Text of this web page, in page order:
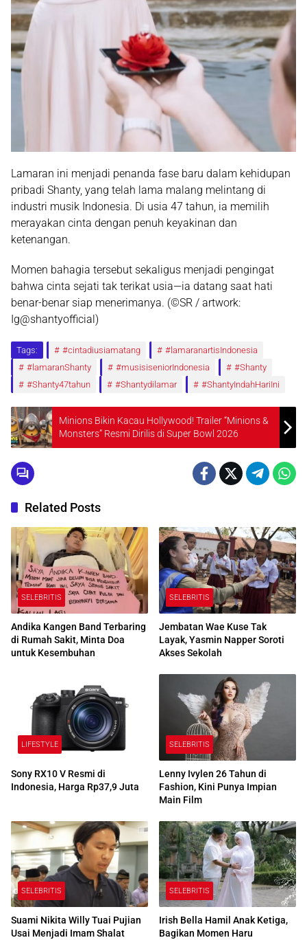
Lamaran ini menjadi penanda fase baru dalam kehidupan
pribadi Shanty, yang telah lama malang melintang di
industri musik Indonesia. Di usia 47 tahun, ia memilih
merayakan cinta dengan penuh keyakinan dan
ketenangan.
Momen bahagia tersebut sekaligus menjadi pengingat
bahwa cinta sejati tak terikat usia—ia datang saat hati
benar-benar siap menerimanya. (©SR / artwork:
Ig@shantyofficial)
Tags: #cintadiusiamatang
#lamaranartisIndonesia
#lamaranShanty
#musisiseniorIndonesia
#Shanty
#Shanty47tahun
#Shantydilamar #ShantyIndahHariIni
Minions Bikin Kacau Hollywood! Trailer “Minions &
Monsters” Resmi Dirilis di Super Bowl 2026
Related Posts
SELEBRITIS
Andika Kangen Band Terbaring
di Rumah Sakit, Minta Doa
untuk Kesembuhan
SELEBRITIS
Jembatan Wae Kuse Tak
Layak, Yasmin Napper Soroti
Akses Sekolah
LIFESTYLE
Sony RX10 V Resmi di
Indonesia, Harga Rp37,9 Juta
SELEBRITIS
Lenny Ivylen 26 Tahun di
Fashion, Kini Punya Impian
Main Film
SELEBRITIS
Suami Nikita Willy Tuai Pujian
Usai Menjadi Imam Shalat
SELEBRITIS
Irish Bella Hamil Anak Ketiga,
Bagikan Momen Haru